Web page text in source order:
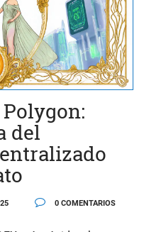
del
0 COMENTARIOS